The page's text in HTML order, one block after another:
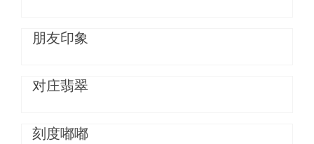
朋友印象
对庄翡翠
刻度嘟嘟